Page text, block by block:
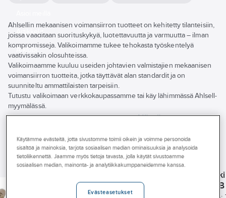
Artikkelit
A-klubi
Ahlsellin mekaanisen voimansiirron tuotteet on kehitetty tilanteisiin,
joissa vaaditaan suorituskykyä, luotettavuutta ja varmuutta – ilman
kompromisseja. Valikoimamme tukee tehokasta työskentelyä
vaativissakin olosuhteissa.
Valikoimaamme kuuluu useiden johtavien valmistajien mekaanisen
voimansiirron tuotteita, jotka täyttävät alan standardit ja on
suunniteltu ammattilaisten tarpeisiin.
Tutustu valikoimaan verkkokaupassamme tai käy lähimmässä Ahlsell-
myymälässä.
Varastossa
Uudet tuotteet
Pituus
Näytä
suodattimet
TSUBAKI
Tsubaki DIN8187
TSUBAKI
Tsubaki DIN8187
OPTIBELT
Optibelt Super XE-
Power Pro XPZ
Klassinen
Optibelt
Käytämme evästeitä, jotta sivustomme toimii oikein ja voimme personoida
sisältöä ja mainoksia, tarjota sosiaalisen median ominaisuuksia ja analysoida
tietoliikennettä. Jaamme myös tietoja tavasta, jolla käytät sivustoamme
sosiaalisen median, mainonta- ja analytiikkakumppaneidemme kanssa.
Evästeasetukset